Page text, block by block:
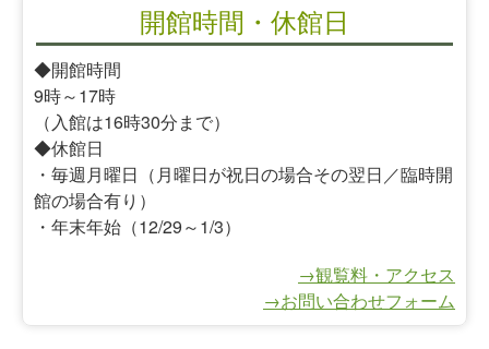
開館時間・休館日
◆開館時間
9時～17時
（入館は16時30分まで）
◆休館日
・毎週月曜日（月曜日が祝日の場合その翌日／臨時開
館の場合有り）
・年末年始（12/29～1/3）
→観覧料・アクセス
→お問い合わせフォーム